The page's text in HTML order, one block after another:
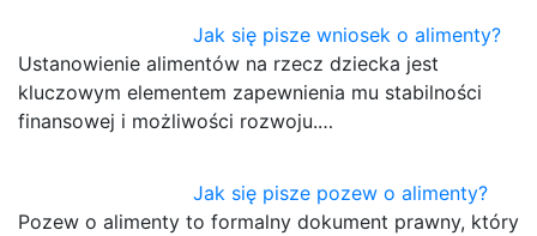
Jak się pisze wniosek o alimenty?
Ustanowienie alimentów na rzecz dziecka jest
kluczowym elementem zapewnienia mu stabilności
finansowej i możliwości rozwoju.…
Jak się pisze pozew o alimenty?
Pozew o alimenty to formalny dokument prawny, który